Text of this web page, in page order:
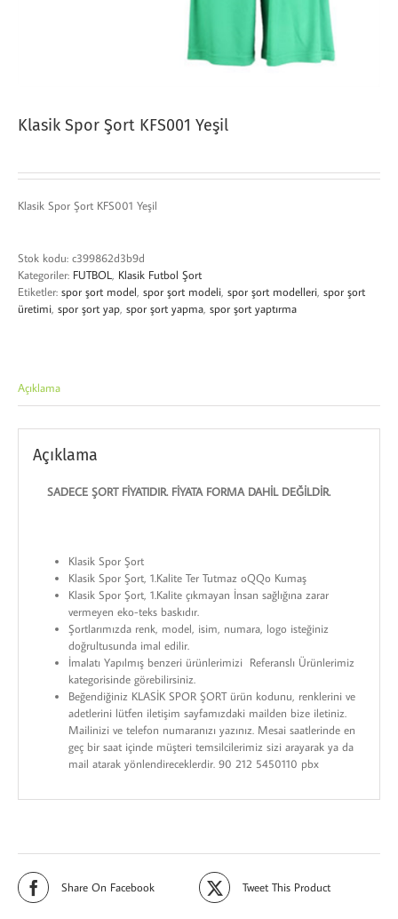
Klasik Spor Şort KFS001 Yeşil
Klasik Spor Şort KFS001 Yeşil
Stok kodu: c399862d3b9d
Kategoriler: FUTBOL
Klasik Futbol Şort
Etiketler: spor şort model spor şort modeli spor şort modelleri spor şort
üretimi spor şort yap spor şort yapma spor şort yaptırma
Açıklama
Açıklama
SADECE ŞORT FİYATIDIR. FİYATA FORMA DAHİL DEĞİLDİR.
Klasik Spor Şort
Klasik Spor Şort, 1.Kalite Ter Tutmaz oQQo Kumaş
Klasik Spor Şort, 1.Kalite çıkmayan İnsan sağlığına zarar
vermeyen eko-teks baskıdır.
Şortlarımızda renk, model, isim, numara, logo isteğiniz
doğrultusunda imal edilir.
İmalatı Yapılmış benzeri ürünlerimizi Referanslı Ürünlerimiz
kategorisinde görebilirsiniz.
Beğendiğiniz KLASİK SPOR ŞORT ürün kodunu, renklerini ve
adetlerini lütfen iletişim sayfamızdaki mailden bize iletiniz.
Mailinizi ve telefon numaranızı yazınız. Mesai saatlerinde en
geç bir saat içinde müşteri temsilcilerimiz sizi arayarak ya da
mail atarak yönlendireceklerdir. 90 212 5450110 pbx
Share On Facebook Tweet This Product